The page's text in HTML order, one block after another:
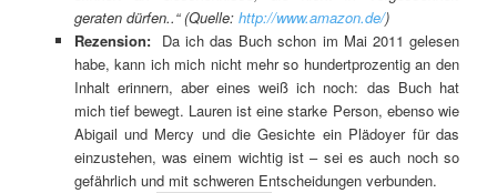
geraten dürfen..“ (Quelle: http://www.amazon.de/)
Rezension: Da ich das Buch schon im Mai 2011 gelesen
habe, kann ich mich nicht mehr so hundertprozentig an den
Inhalt erinnern, aber eines weiß ich noch: das Buch hat
mich tief bewegt. Lauren ist eine starke Person, ebenso wie
Abigail und Mercy und die Gesichte ein Plädoyer für das
einzustehen, was einem wichtig ist – sei es auch noch so
gefährlich und mit schweren Entscheidungen verbunden.